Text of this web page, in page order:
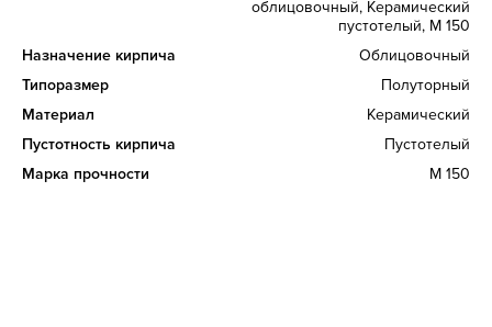
облицовочный, Керамический
пустотелый, М 150
Назначение кирпича
Облицовочный
Типоразмер
Полуторный
Материал
Керамический
Пустотность кирпича
Пустотелый
Марка прочности
М 150